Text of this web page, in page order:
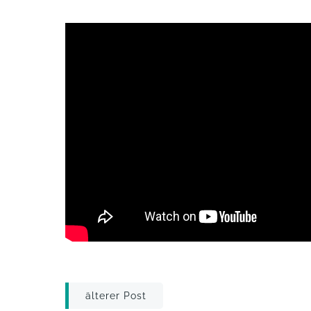
Post
älterer Post